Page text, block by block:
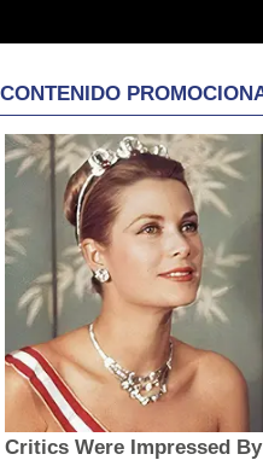
CONTENIDO
Critics Were Impressed